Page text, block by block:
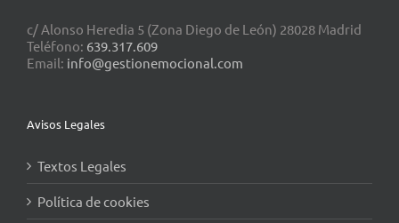
c/ Alonso Heredia 5 (Zona Diego de León) 28028 Madrid
Teléfono: 639.317.609
Email: info@gestionemocional.com
Avisos Legales
Textos Legales
Política de cookies